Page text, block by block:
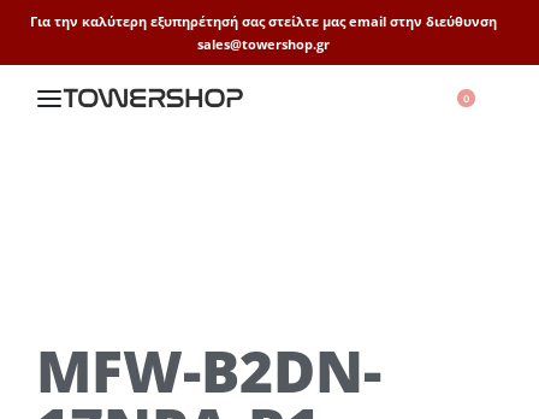
Για την καλύτερη εξυπηρέτησή σας στείλτε μας email στην διεύθυνση
sales@towershop.gr
0
MFW-B2DN-